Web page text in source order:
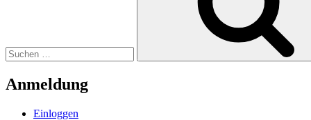
Anmeldung
Einloggen